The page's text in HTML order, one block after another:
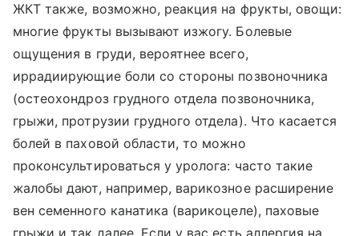
ЖКТ также, возможно, реакция на фрукты, овощи:
многие фрукты вызывают изжогу. Болевые
ощущения в груди, вероятнее всего,
иррадиирующие боли со стороны позвоночника
(остеохондроз грудного отдела позвоночника,
грыжи, протрузии грудного отдела). Что касается
болей в паховой области, то можно
проконсультироваться у уролога: часто такие
жалобы дают, например, варикозное расширение
вен семенного канатика (варикоцеле), паховые
грыжи и так далее. Если у вас есть аллергия на